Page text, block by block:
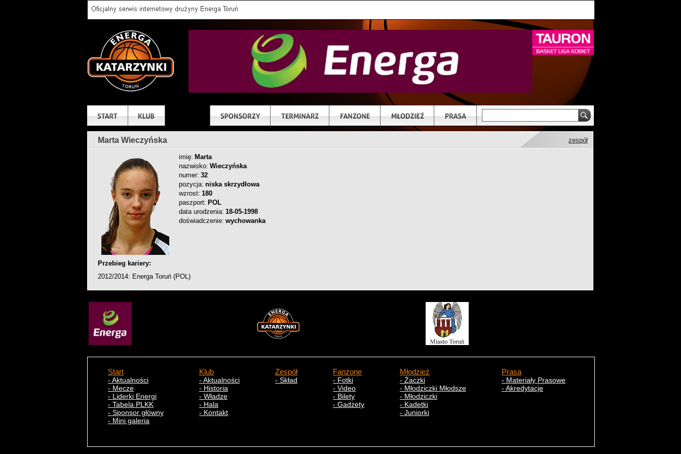
Marta Wieczyńska zespół
imię: Marta
nazwisko: Wieczyńska
numer: 32
pozycja: niska skrzydłowa
wzrost: 180
paszport: POL
data urodzenia: 18-05-1998
doświadczenie: wychowanka
Przebieg kariery:
2012/2014: Energa Toruń (POL)
Start
- Aktualności
- Mecze
- Liderki Energi
- Tabela PLKK
- Sponsor główny
- Mini galeria
Klub
- Aktualności
- Historia
- Władze
- Hala
- Kontakt
Zespół
- Skład
Fanzone
- Fotki
- Video
- Bilety
- Gadżety
Młodzież
- Żaczki
- Młodziczki Młodsze
- Młodziczki
- Kadetki
- Juniorki
Prasa
- Materiały Prasowe
- Akredytacje